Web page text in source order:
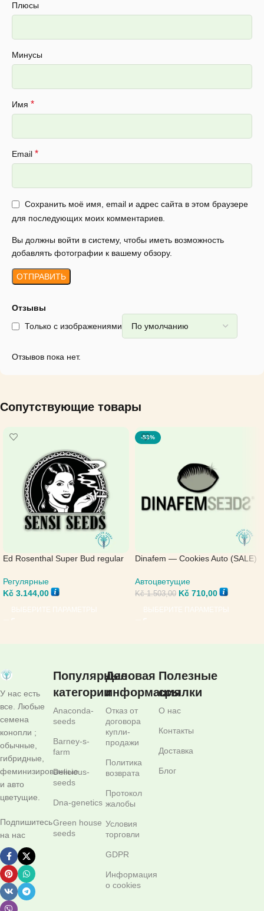
Отзывы
Только с изображениями
Отзывов пока нет.
Плюсы
Минусы
Имя *
Email *
Сохранить моё имя, email и адрес сайта в этом браузере
для последующих моих комментариев.
Вы должны войти в систему, чтобы иметь возможность
добавлять фотографии к вашему обзору.
Сопутствующие товары
Ed Rosenthal Super Bud regular
Регулярные
Kč 3.144,00
-53%
Dinafem — Cookies Auto (SALE)
Автоцветущие
Kč1.503,00 Kč 710,00
ВЫБЕРИТЕ ПАРАМЕТРЫ
У нас есть
все. Любые
семена
конопли ;
обычные,
гибридные,
феминизированные
и авто
цветущие.
Подпишитесь
на нас
Популярные
категории
Anaconda-
seeds
Barney-s-
farm
Delicious-
seeds
Dna-genetics
Green house
seeds
Деловая
информация
Отказ от
договора
купли-
продажи
Политика
возврата
Протокол
жалобы
Условия
торговли
GDPR
Информация
о cookies
Полезные
ссылки
О нас
Контакты
Доставка
Блог